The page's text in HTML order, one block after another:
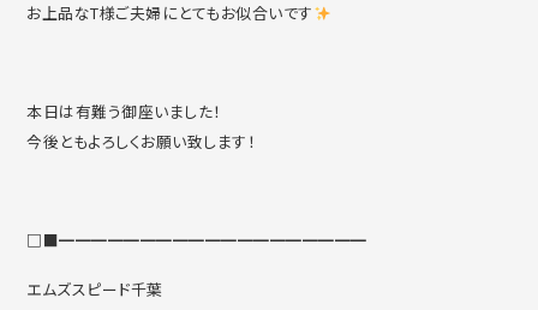
お上品なT様ご夫婦にとてもお似合いです
本日は有難う御座いました！
今後ともよろしくお願い致します！
□■━━━━━━━━━━━━━━━━━━━
エムズスピード千葉